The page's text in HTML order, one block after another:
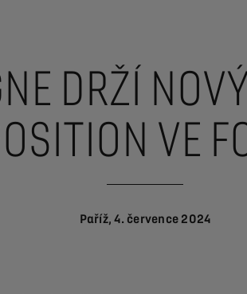
DRŽÍ
VE
Paříž, 4. července 2024